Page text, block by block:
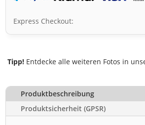
Express Checkout:
Tipp! Entdecke alle weiteren Fotos in
Produktbeschreibung
Produktsicherheit (GPSR)